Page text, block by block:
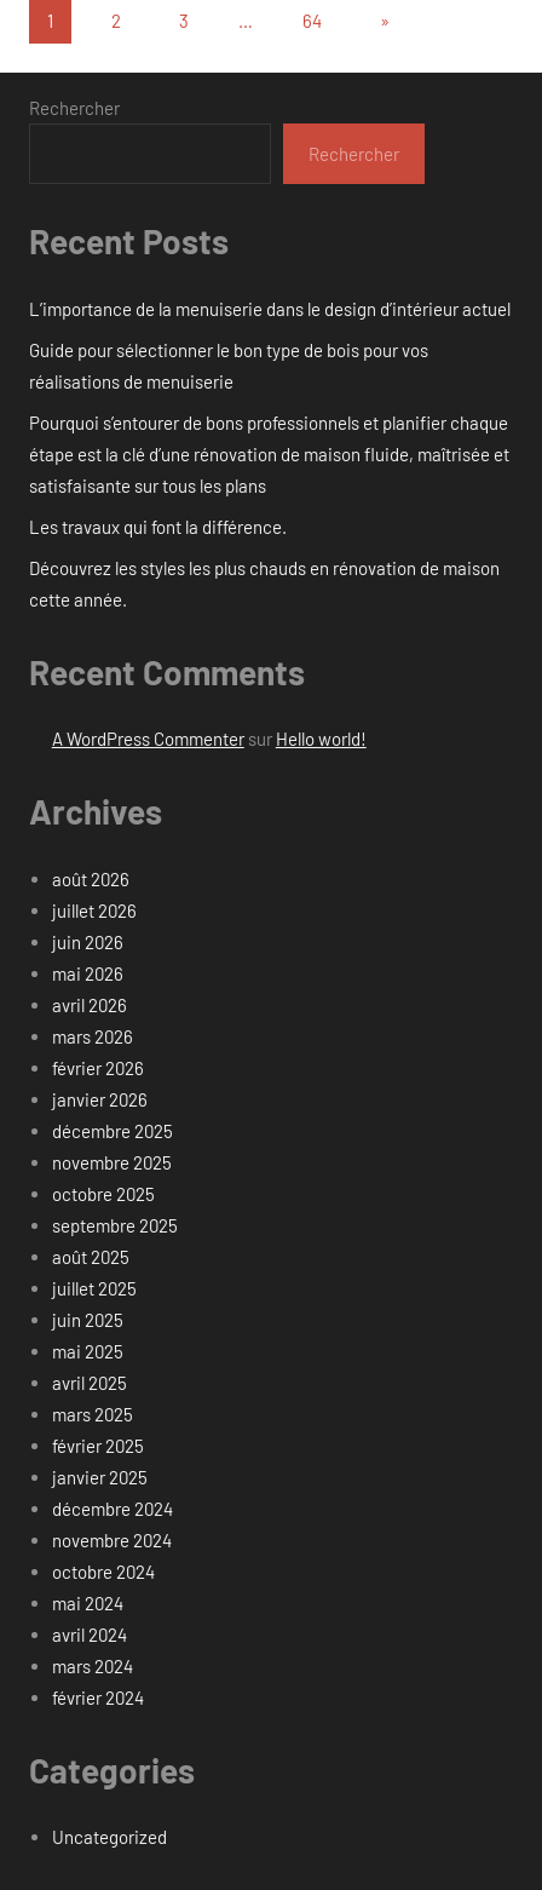
Pagination
des
publications
1 2 3 … 64
Articles
»
Rechercher
Rechercher
Recent Posts
L’importance de la menuiserie dans le design d’intérieur actuel
Guide pour sélectionner le bon type de bois pour vos
réalisations de menuiserie
Pourquoi s’entourer de bons professionnels et planifier chaque
étape est la clé d’une rénovation de maison fluide, maîtrisée et
satisfaisante sur tous les plans
Les travaux qui font la différence.
Découvrez les styles les plus chauds en rénovation de maison
cette année.
Recent Comments
A WordPress Commentersur Hello world!
Archives
août 2026
juillet 2026
juin 2026
mai 2026
avril 2026
mars 2026
février 2026
janvier 2026
décembre 2025
novembre 2025
octobre 2025
septembre 2025
août 2025
juillet 2025
juin 2025
mai 2025
avril 2025
mars 2025
février 2025
janvier 2025
décembre 2024
novembre 2024
octobre 2024
mai 2024
avril 2024
mars 2024
février 2024
Categories
Uncategorized